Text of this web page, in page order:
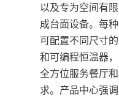
以及专为空间有
成台面设备。每
可配置不同尺寸
和可编程恒温器，
全方位服务餐厅
求。产品中心强